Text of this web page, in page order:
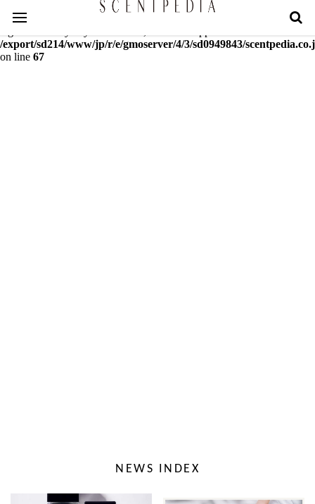
Warning
: mcrypt_decrypt(): Key of size 18 not supported by this
/export/sd214/www/jp/r/e/gmoserver/4/3/sd0949843/
on line 67
NEWS INDEX